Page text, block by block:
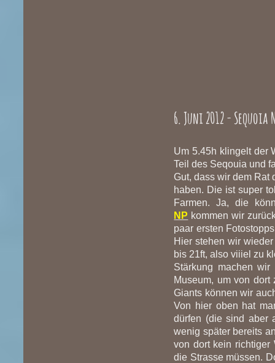
6. Juni 2012 -
Um 5.45h klingelt der
Teil des Seqouia und
Gut, dass wir dem Rat
haben. Die ist super
Farmen. Ja, die
NP kommen wir
paar ersten
Hier stehen wir
bis 21ft, also viiiel zu
Stärkung machen
Museum, um von
Giants können wir
Von hier oben hat
dürfen (die sind aber
wenig später bereits
von dort kein richtiger
die Strasse müssen.